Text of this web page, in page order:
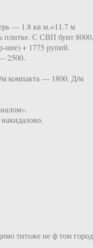
— 1.8 кв м.=11.7 м
плитке. С СВП буит 8000.
ние) + 1775 рупий.
2500.
компакта — 1800. Д/м
титоже не ф том